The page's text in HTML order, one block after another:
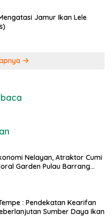
Jamur Ikan Lele
Nelayan, Atraktor Cumi
Garden Pulau Barrang
: Pendekatan Kearifan
Sumber Daya Ikan